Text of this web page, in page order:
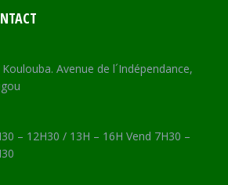
Avenue de l´Indépendance,
– 12H30 / 13H – 16H Vend 7H30 –